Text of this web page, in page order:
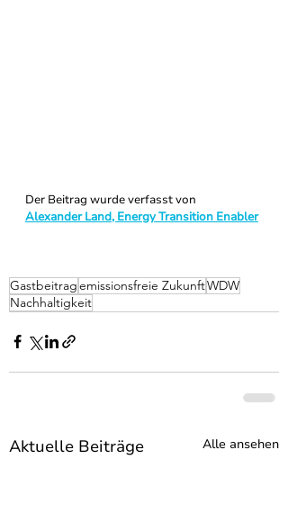
Der Beitrag wurde verfasst von
Alexander Land, Energy Transition Enabler
Gastbeitragemissionsfreie ZukunftWDW
Nachhaltigkeit
Aktuelle Beiträge Alle ansehen